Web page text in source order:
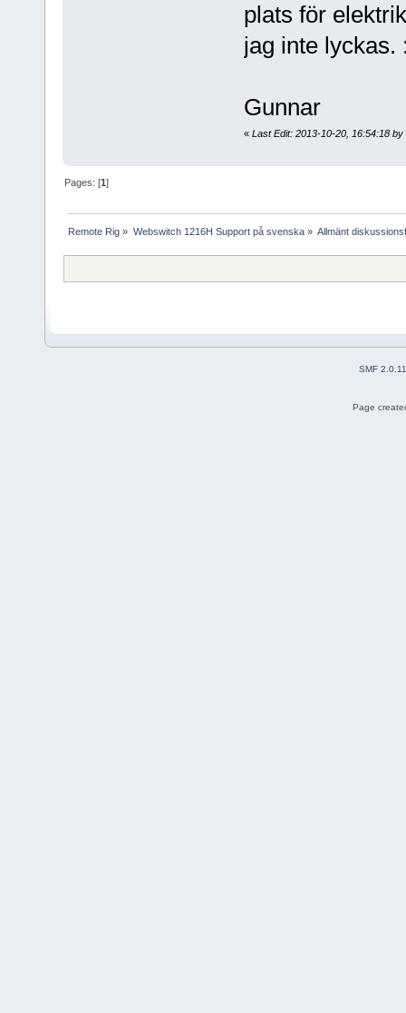
plats för
jag inte lyckas.
Gunnar
« Last Edit: 2013-10-20, 16:54:18 by
Pages: [1]
Remote Rig » Webswitch 1216H Support på svenska» Allmänt
SMF 2.0.11
Page